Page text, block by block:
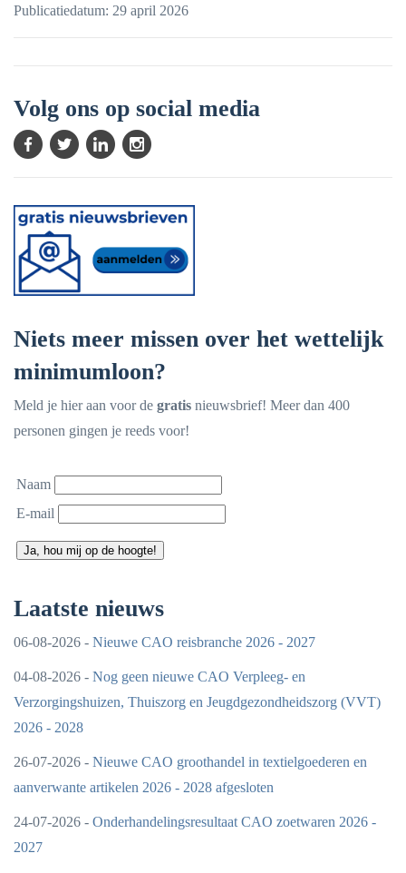
Publicatiedatum: 29 april 2026
Volg ons op social media
Niets meer missen over het wettelijk
minimumloon?
Meld je hier aan voor de gratis nieuwsbrief! Meer dan 400
personen gingen je reeds voor!
Naam
E-mail
Ja, hou mij op de hoogte!
Laatste nieuws
06-08-2026 - Nieuwe CAO reisbranche 2026 - 2027
04-08-2026 - Nog geen nieuwe CAO Verpleeg- en
Verzorgingshuizen, Thuiszorg en Jeugdgezondheidszorg (VVT)
2026 - 2028
26-07-2026 - Nieuwe CAO groothandel in textielgoederen en
aanverwante artikelen 2026 - 2028 afgesloten
24-07-2026 - Onderhandelingsresultaat CAO zoetwaren 2026 -
2027